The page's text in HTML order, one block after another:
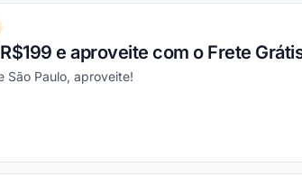
e aproveite com o Frete
São Paulo, aproveite!